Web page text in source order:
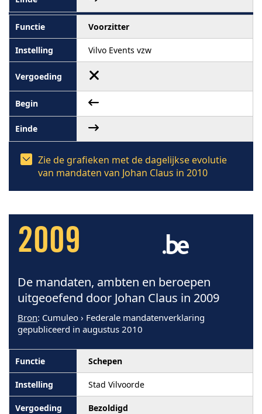
Voorzitter
Vilvo Events vzw
Zie de grafieken met de dagelijkse evolutie
van mandaten van Johan Claus in 2010
2009
De mandaten, ambten en beroepen
uitgeoefend door Johan Claus in 2009
Bron: Cumuleo › Federale mandatenverklaring
gepubliceerd in augustus 2010
Schepen
Stad Vilvoorde
Bezoldigd